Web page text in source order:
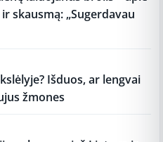
skausmą: „Sugerdavau
Išduos, ar lengvai
žmones